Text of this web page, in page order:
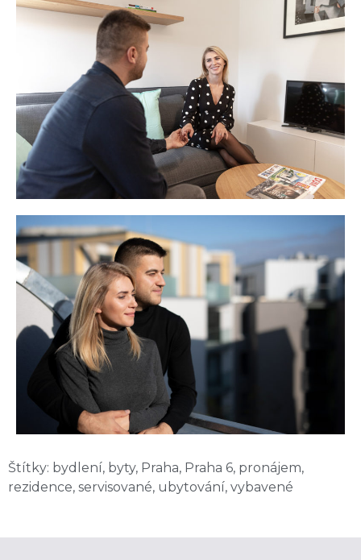
Štítky: bydlení, byty, Praha, Praha 6, pronájem,
rezidence, servisované, ubytování, vybavené